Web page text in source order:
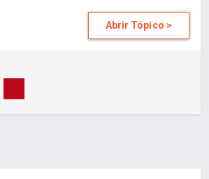
Abrir Tópico >